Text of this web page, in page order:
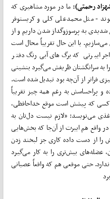
رحمتی):ما در مورد مشاهیری که
- مثل محمدعلی کلی و کریستوفر
شدیدی به پرسوزوگداز شدن داریم و از
با این حال تقریباً محال است
ایبرتی که برگ‌های آبی‌رنگ دفتر
به سرانگشتان ظریفش می‌گیرد بنشینی
فراتر از آن‌چه بود تبدیل شده است.
پراحساسش به رغم همه چیز تقریباً
که پیشش است موقع خداحافظی،
می‌نویسد: «لازم نیست دل‌تان به
واقع هم ایبرت از آن‌جا که بخش‌هایی
را از دست داده کاری جز لبخند زدن
عضله‌های بیش‌تری را به کار می‌گیرد
حتی موقعی هم که واقعاً عصبانی